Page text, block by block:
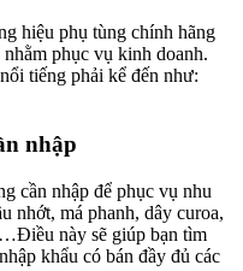
hiệu phụ tùng chính hãng
phục vụ kinh doanh.
tiếng phải kể đến như:
nhập
cần nhập để phục vụ nhu
nhớt, má phanh, dây curoa,
này sẽ giúp bạn tìm
khẩu có bán đầy đủ các